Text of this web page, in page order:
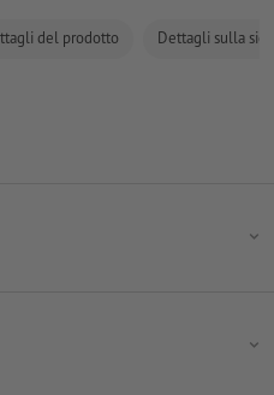
del prodotto Dettagli sulla